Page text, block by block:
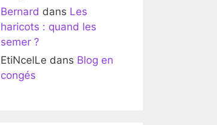
Bernard dans Les
haricots : quand les
semer ?
EtiNcelLe dans Blog en
congés